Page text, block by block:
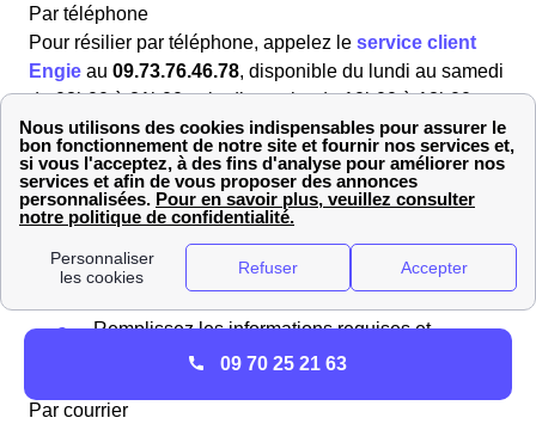
Par téléphone
Pour résilier par téléphone, appelez le service client
Engie au 09.73.76.46.78, disponible du lundi au samedi
de 08h00 à 21h00 et le dimanche de 10h00 à 18h00
(appel gratuit). Les conseillers vous guideront dans le
processus de résiliation pour votre logement à
Castellane (04120).
En ligne
Accédez à “Mon espace client”.
Allez dans la section de vos abonnements et
Remplissez les informations requises et
validez la résiliation.
Par courrier
09 70 25 21 63